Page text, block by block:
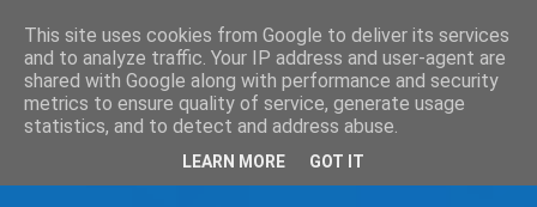
This site uses cookies from Google to deliver its services
and to analyze traffic. Your IP address and user-agent are
shared with Google along with performance and security
metrics to ensure quality of service, generate usage
statistics, and to detect and address abuse.
LEARN MORE GOT IT